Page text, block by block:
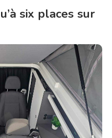
six places sur